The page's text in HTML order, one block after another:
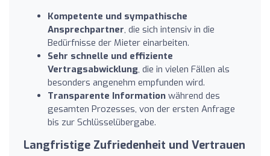
Kompetente und sympathische
Ansprechpartner, die sich intensiv in die
Bedürfnisse der Mieter einarbeiten.
Sehr schnelle und effiziente
Vertragsabwicklung, die in vielen Fällen als
besonders angenehm empfunden wird.
Transparente Information während des
gesamten Prozesses, von der ersten Anfrage
bis zur Schlüsselübergabe.
Langfristige Zufriedenheit und Vertrauen